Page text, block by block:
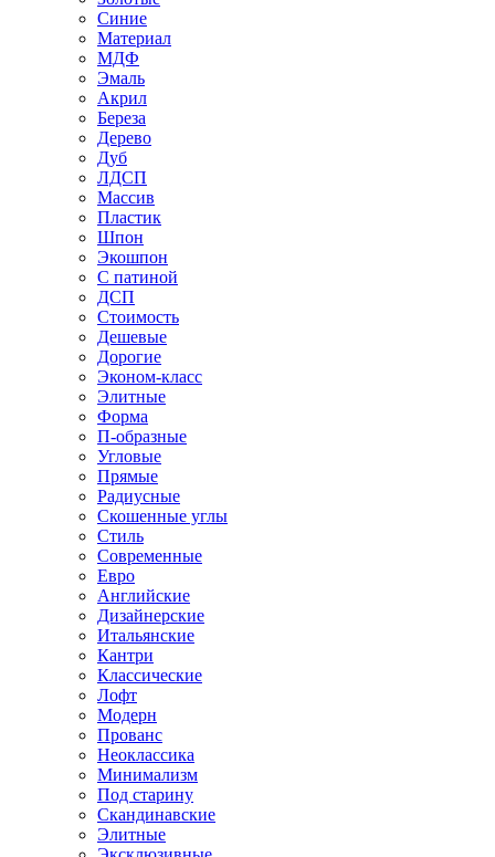
Синие
Материал
МДФ
Эмаль
Акрил
Береза
Дерево
Дуб
ЛДСП
Массив
Пластик
Шпон
Экошпон
С патиной
ДСП
Стоимость
Дешевые
Дорогие
Эконом-класс
Элитные
Форма
П-образные
Угловые
Прямые
Радиусные
Скошенные углы
Стиль
Современные
Евро
Английские
Дизайнерские
Итальянские
Кантри
Классические
Лофт
Модерн
Прованс
Неоклассика
Минимализм
Под старину
Скандинавские
Элитные